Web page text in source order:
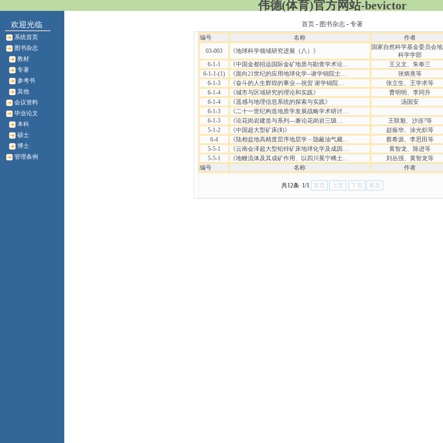
伟德(体育)官方网站-bevictor
欢迎光临
系统首页
图书杂志
教材
专著
参考书
其他
会议资料
毕业论文
本科
硕士
博士
管理条例
首页 - 图书杂志 - 专著
编号 名称
作者
03-003
《地球科学领域研究进展（八）》
国家自然科学基金委员会
科学学部
6-1-1
《中国金都招远国际金矿地质与勘查学术论…
王义文、朱奉三
6-1-1-(1)
《面向21世纪的应用地球化学--谢学锦院士…
张炳熹等
6-1-3
《奋斗的人生辉煌的事业---祝贺 谢学锦院…
张立生、王学求等
6-1-4
《城市与区域研究的理论和实践》
曹明明、李同升
6-1-4
《遥感与地理信息系统的探索与实践》
汤国安
6-1-3
《二十一世纪构造地质学发展战略学术研讨…
6-1-3
《论花岗岩建造与系列---兼论花岗岩三级…
王联魁、沙连?等
5-1-2
《中国超大型矿床(Ⅱ)》
赵振华、涂光炽等
6-4
《陆相盆地高精度层序地层学－隐蔽油气藏…
蔡希源、李思田等
5-5-1
《云南会泽超大型铅锌矿床地球化学及成因…
黄智龙、陈进等
5-5-1
《地幔流体及其成矿作用、以四川冕宁稀土…
刘丛强、黄智龙等
编号
名称 作者
共12条 1/1 首页 上页 下页 尾页